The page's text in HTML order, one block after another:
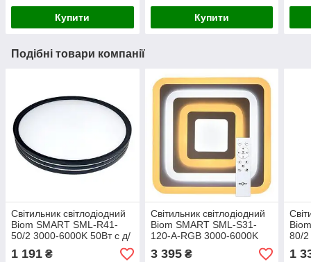
Купити Купити
Подібні товари компанії
Світильник світлодіодний
Biom SMART SML-R41-
50/2 3000-6000K 50Вт с д/
у
1 191 ₴
Світильник світлодіодний
Biom SMART SML-S31-
120-A-RGB 3000-6000K
120Вт с д/к
3 395₴
80/2
у
1